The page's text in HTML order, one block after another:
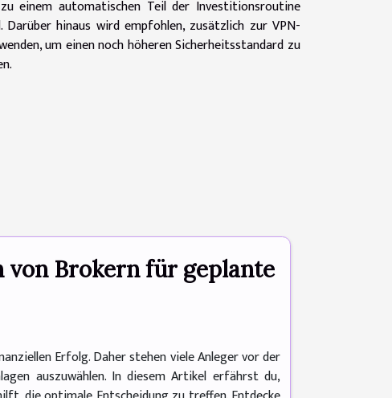
einem automatischen Teil der Investitionsroutine
hinaus wird empfohlen, zusätzlich zur VPN-
um einen noch höheren Sicherheitsstandard zu
Brokern für geplante
Erfolg. Daher stehen viele Anleger vor der
auszuwählen. In diesem Artikel erfährst du,